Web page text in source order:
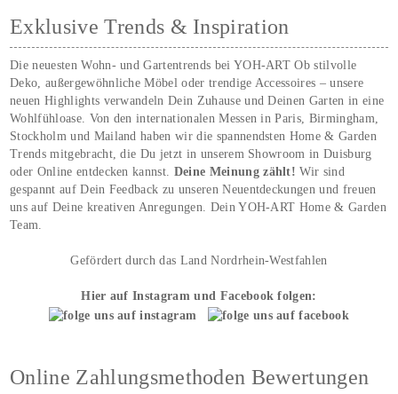
Exklusive Trends & Inspiration
Die neuesten Wohn- und Gartentrends bei YOH‑ART Ob stilvolle
Deko, außergewöhnliche Möbel oder trendige Accessoires – unsere
neuen Highlights verwandeln Dein Zuhause und Deinen Garten in eine
Wohlfühloase. Von den internationalen Messen in Paris, Birmingham,
Stockholm und Mailand haben wir die spannendsten Home & Garden
Trends mitgebracht, die Du jetzt in unserem Showroom in Duisburg
oder Online entdecken kannst. Deine Meinung zählt!Wir sind
gespannt auf Dein Feedback zu unseren Neuentdeckungen und freuen
uns auf Deine kreativen Anregungen. Dein YOH‑ART Home & Garden
Team.
Gefördert durch das Land Nordrhein-Westfahlen
Hier auf Instagram und Facebook folgen:
Online Zahlungsmethoden Bewertungen